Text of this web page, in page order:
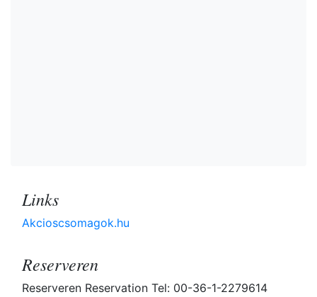
Links
Akcioscsomagok.hu
Reserveren
Reserveren Reservation Tel: 00-36-1-2279614